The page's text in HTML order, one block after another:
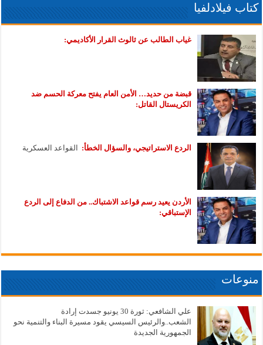
كتاب فيلادلفيا
غياب الطالب عن ثالوث القرار الأكاديمي:
قبضة من حديد… الأمن العام يفتح معركة الحسم ضد
الكريستال القاتل:
الردع الاستراتيجي، والسؤال الخطأ: القواعد العسكرية
الأردن يعيد رسم قواعد الاشتباك.. من الدفاع إلى الردع
الإستباقي:
منوعات
علي الشافعي: ثورة 30 يونيو جسدت إرادة
الشعب..والرئيس السيسي يقود مسيرة البناء والتنمية نحو
الجمهورية الجديدة